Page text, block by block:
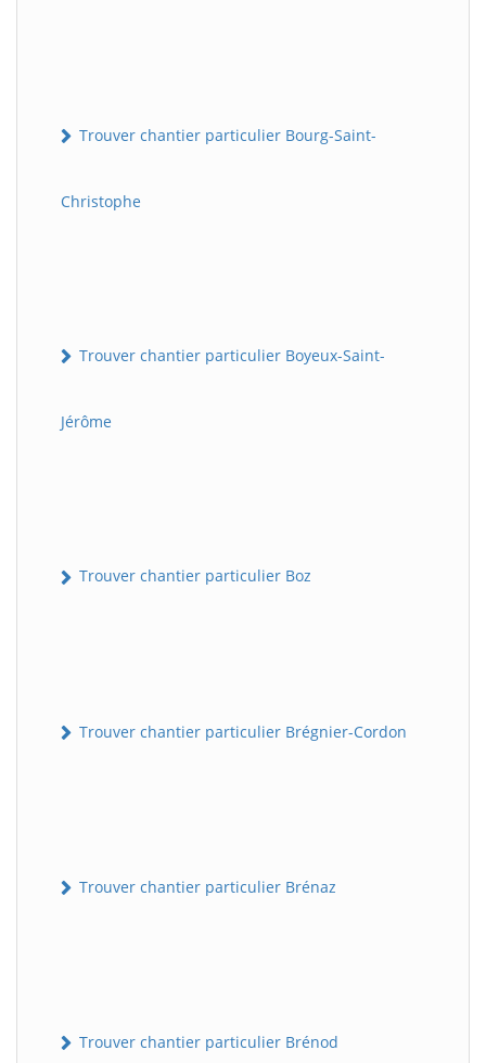
Trouver chantier particulier Bourg-Saint-
Christophe
Trouver chantier particulier Boyeux-Saint-
Jérôme
Trouver chantier particulier Boz
Trouver chantier particulier Brégnier-Cordon
Trouver chantier particulier Brénaz
Trouver chantier particulier Brénod